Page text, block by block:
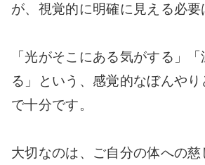
が、視覚的に明確に見える必要
「光がそこにある気がする」
る」という、感覚的なぼんや
で十分です。
大切なのは、ご自分の体への